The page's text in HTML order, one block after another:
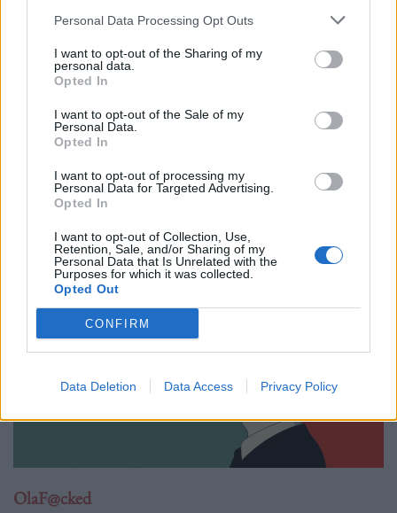
Personal Data Processing Opt Outs
I want to opt-out of the Sharing of my
personal data.
Opted In
I want to opt-out of the Sale of my
Personal Data.
Opted In
I want to opt-out of processing my
Personal Data for Targeted Advertising.
Opted In
I want to opt-out of Collection, Use,
Retention, Sale, and/or Sharing of my
Personal Data that Is Unrelated with the
Purposes for which it was collected.
Opted Out
CONFIRM
Data Deletion Data Access Privacy Policy
OlaF@cked
Χιλιάδες ρομπότ με “μορφή γάτας”
σερβίρουν στα εστιατόρια της Ιαπωνίας
12.03.25
Καθώς η Ιαπωνία αντιμετωπίζει έλλειψη εργατικού δυναμικού,
η αγορά ρομπότ εξυπηρέτησης αναμένεται να τριπλασιαστεί
μέσα στα επόμενα πέντε χρόνια.
OlaF@cked